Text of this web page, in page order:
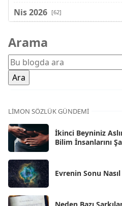
Nis 2026 [62]
Şub 2026
Oca 2026 [72]
Ara 2025
Kas 2025
Eki 2025
Eyl 2025 [56]
Ağu 2025
Tem 2025
Haz 2025
Arama
LIMON SÖZLÜK GÜNDEMI
İkinci Beyniniz
Bilim İnsanlarını
Evrenin Sonu